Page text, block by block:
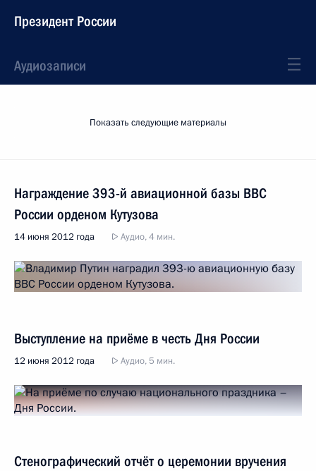
Президент России
Аудиозаписи
Показать следующие материалы
Награждение 393-й авиационной базы ВВС
России орденом Кутузова
14 июня 2012 года Аудио, 4 мин.
Выступление на приёме в честь Дня России
12 июня 2012 года Аудио, 5 мин.
Стенографический отчёт о церемонии вручения